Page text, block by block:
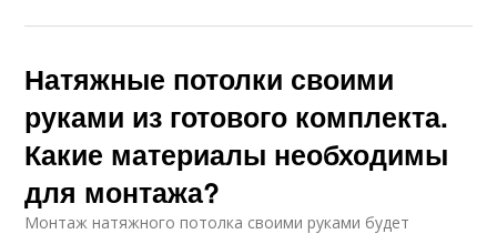
Натяжные потолки своими
руками из готового комплекта.
Какие материалы необходимы
для монтажа?
Монтаж натяжного потолка своими руками будет